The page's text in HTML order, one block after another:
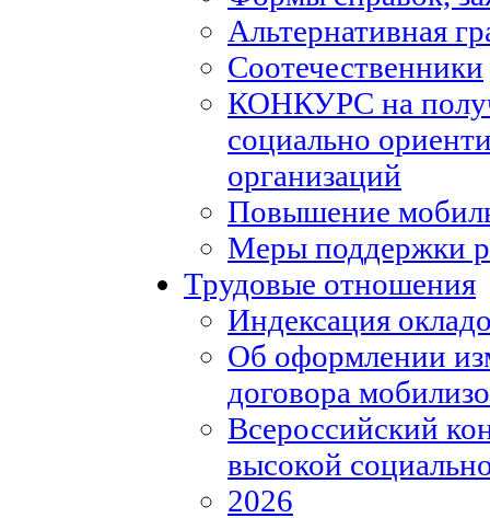
Альтернативная
Соотечественники
КОНКУРС на
социально
организаций
Повышение
Меры поддержки
Трудовые отношения
Индексация
Об оформлении
договора
Всероссийский
высокой
2026